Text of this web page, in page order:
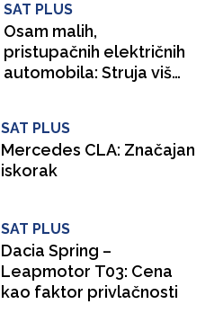
SAT PLUS
Osam malih,
pristupačnih električnih
automobila: Struja više
SAT PLUS
Mercedes CLA: Značajan
iskorak
SAT PLUS
Dacia Spring –
Leapmotor T03: Cena
kao faktor privlačnosti